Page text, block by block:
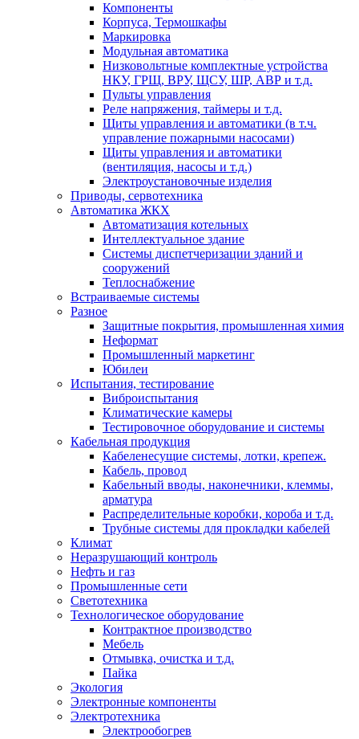
Компоненты
Корпуса, Термошкафы
Маркировка
Модульная автоматика
Низковольтные комплектные устройства
НКУ, ГРЩ, ВРУ, ЩСУ, ШР, АВР и т.д.
Пульты управления
Реле напряжения, таймеры и т.д.
Щиты управления и автоматики (в т.ч.
управление пожарными насосами)
Щиты управления и автоматики
(вентиляция, насосы и т.д.)
Электроустановочные изделия
Приводы, сервотехника
Автоматика ЖКХ
Автоматизация котельных
Интеллектуальное здание
Системы диспетчеризации зданий и
сооружений
Теплоснабжение
Встраиваемые системы
Разное
Защитные покрытия, промышленная химия
Неформат
Промышленный маркетинг
Юбилеи
Испытания, тестирование
Виброиспытания
Климатические камеры
Тестировочное оборудование и системы
Кабельная продукция
Кабеленесущие системы, лотки, крепеж.
Кабель, провод
Кабельный вводы, наконечники, клеммы,
арматура
Распределительные коробки, короба и т.д.
Трубные системы для прокладки кабелей
Климат
Неразрушающий контроль
Нефть и газ
Промышленные сети
Светотехника
Технологическое оборудование
Контрактное производство
Мебель
Отмывка, очистка и т.д.
Пайка
Экология
Электронные компоненты
Электротехника
Электрообогрев